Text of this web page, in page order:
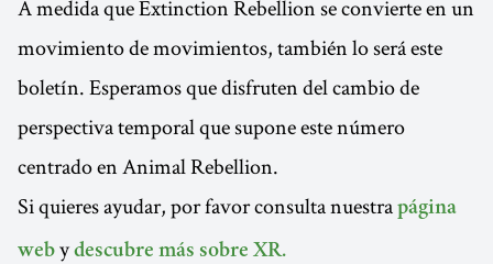
A medida que Extinction Rebellion se convierte en un
movimiento de movimientos, también lo será este
boletín. Esperamos que disfruten del cambio de
perspectiva temporal que supone este número
centrado en Animal Rebellion.
Si quieres ayudar, por favor consulta nuestra página
web ydescubre más sobre XR.